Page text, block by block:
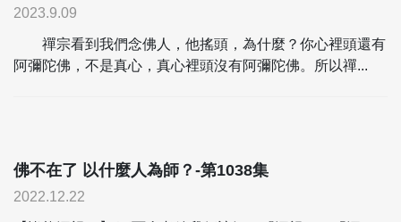
2023.9.09
禪宗看到我們念佛人，他搖頭，為什麼？你心裡頭還有
阿彌陀佛，不是真心，真心裡頭沒有阿彌陀佛。所以禪...
佛不在了 以什麼人為師？-第1038集
2022.12.22